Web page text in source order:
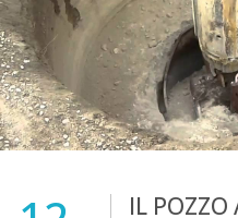
IL POZZO